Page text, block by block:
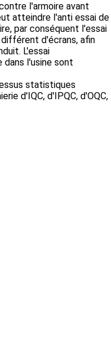
l'armoire avant
atteindre l'anti essai de
par conséquent l'essai
d'écrans, afin
L'essai
l'usine sont
statistiques
d'IQC, d'IPQC, d'OQC,